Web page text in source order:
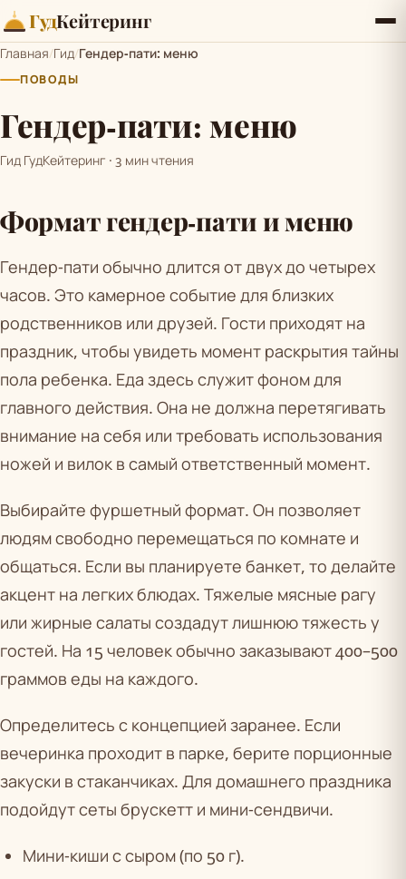
ГудКейтеринг
Главная/Гид/Гендер-пати: меню
ПОВОДЫ
Гендер-пати: меню
Гид ГудКейтеринг · 3 мин чтения
Формат гендер-пати и меню
Гендер-пати обычно длится от двух до четырех
часов. Это камерное событие для близких
родственников или друзей. Гости приходят на
праздник, чтобы увидеть момент раскрытия тайны
пола ребенка. Еда здесь служит фоном для
главного действия. Она не должна перетягивать
внимание на себя или требовать использования
ножей и вилок в самый ответственный момент.
Выбирайте фуршетный формат. Он позволяет
людям свободно перемещаться по комнате и
общаться. Если вы планируете банкет, то делайте
акцент на легких блюдах. Тяжелые мясные рагу
или жирные салаты создадут лишнюю тяжесть у
гостей. На 15 человек обычно заказывают 400–500
граммов еды на каждого.
Определитесь с концепцией заранее. Если
вечеринка проходит в парке, берите порционные
закуски в стаканчиках. Для домашнего праздника
подойдут сеты брускетт и мини-сендвичи.
Мини-киши с сыром (по 50 г).